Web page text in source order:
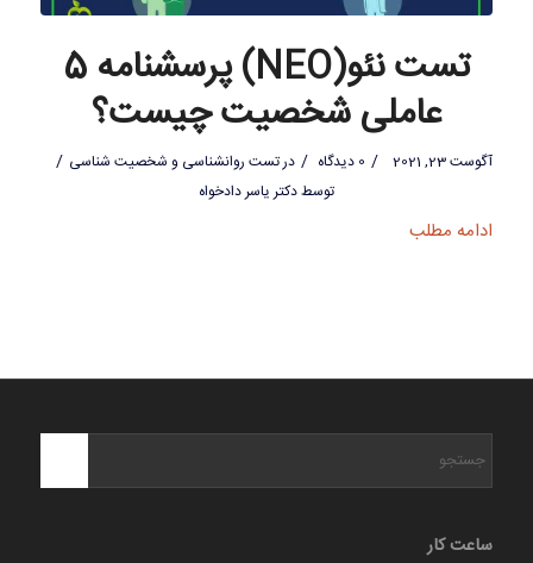
تست نئو(NEO) پرسشنامه 5
عاملی شخصیت چیست؟
آگوست 23, 2021 / 0 دیدگاه / درتست روانشناسی و شخصیت شناسی /
توسطدکتر یاسر دادخواه
ادامه مطلب
ساعت کار